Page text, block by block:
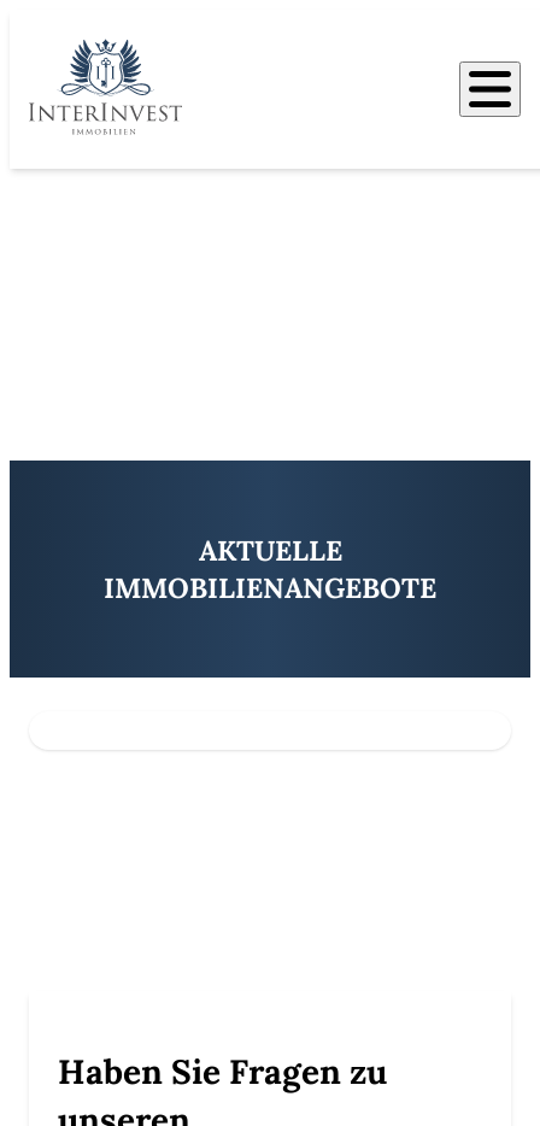
AKTUELLE
IMMOBILIENANGEBOTE
Haben Sie Fragen zu